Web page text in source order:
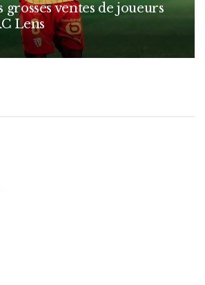
grosses ventes de joueurs
Lens